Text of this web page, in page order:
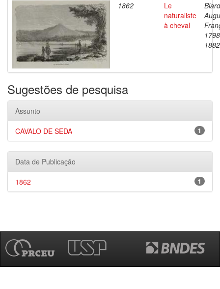
1862
Le
naturaliste
à cheval
1882
Sugestões de pesquisa
Assunto
1
CAVALO DE SEDA
Data de Publicação
1
1862